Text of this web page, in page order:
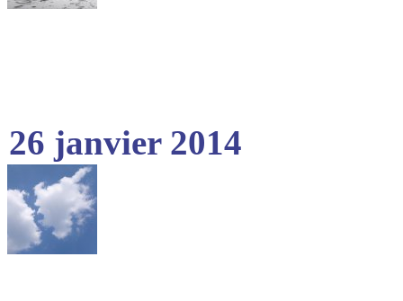
26 janvier 2014